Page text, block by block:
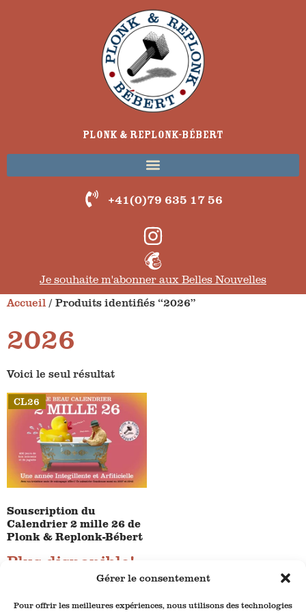
Gérer le consentement
Pour offrir les meilleures expériences, nous utilisons des technologies
Plonk & Replonk-Bébert
+41(0)79 635 17 56
Je souhaite m'abonner aux Belles Nouvelles
Accueil/ Produits identifiés “2026”
2026
Voici le seul résultat
CL26
Souscription du
Calendrier 2 mille 26 de
Plonk & Replonk-Bébert
Plus disponible!